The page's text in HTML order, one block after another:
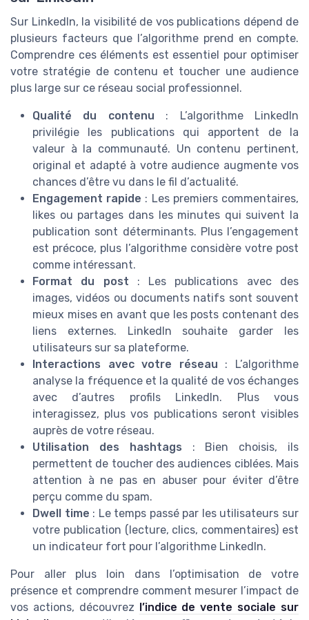
Sur LinkedIn, la visibilité de vos publications dépend de
plusieurs facteurs que l’algorithme prend en compte.
Comprendre ces éléments est essentiel pour optimiser
votre stratégie de contenu et toucher une audience
plus large sur ce réseau social professionnel.
Qualité du contenu : L’algorithme LinkedIn
privilégie les publications qui apportent de la
valeur à la communauté. Un contenu pertinent,
original et adapté à votre audience augmente vos
chances d’être vu dans le fil d’actualité.
Engagement rapide : Les premiers commentaires,
likes ou partages dans les minutes qui suivent la
publication sont déterminants. Plus l’engagement
est précoce, plus l’algorithme considère votre post
comme intéressant.
Format du post : Les publications avec des
images, vidéos ou documents natifs sont souvent
mieux mises en avant que les posts contenant des
liens externes. LinkedIn souhaite garder les
utilisateurs sur sa plateforme.
Interactions avec votre réseau : L’algorithme
analyse la fréquence et la qualité de vos échanges
avec d’autres profils LinkedIn. Plus vous
interagissez, plus vos publications seront visibles
auprès de votre réseau.
Utilisation des hashtags : Bien choisis, ils
permettent de toucher des audiences ciblées. Mais
attention à ne pas en abuser pour éviter d’être
perçu comme du spam.
Dwell time : Le temps passé par les utilisateurs sur
votre publication (lecture, clics, commentaires) est
un indicateur fort pour l’algorithme LinkedIn.
Pour aller plus loin dans l’optimisation de votre
présence et comprendre comment mesurer l’impact de
vos actions, découvrez
l’indice de vente sociale sur